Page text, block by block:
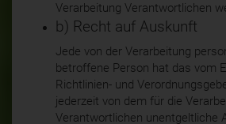
Verarbeitung Verantwortlichen
b) Recht auf Auskunft
Jede von der Verarbeitung
betroffene Person hat das vom
Richtlinien- und
jederzeit von dem für die
Verantwortlichen unentgeltliche